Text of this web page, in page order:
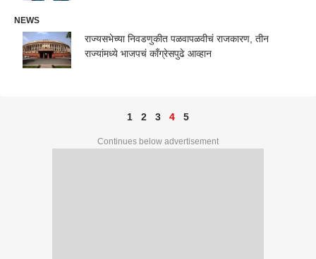
NEWS
राज्यसभेच्या निवडणुकीत पळवापळवीचं राजकारण, तीन
राज्यांमध्ये भाजपचं काँग्रेसपुढे आव्हान
1 2 3 4 5
Continues below advertisement